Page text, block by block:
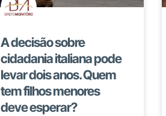
A decisão sobre
cidadania italiana pode
levar dois anos. Quem
tem filhos menores
deve esperar?